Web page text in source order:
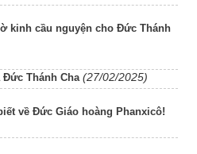
kinh cầu nguyện cho Đức Thánh
Đức Thánh Cha (27/02/2025)
về Đức Giáo hoàng Phanxicô!